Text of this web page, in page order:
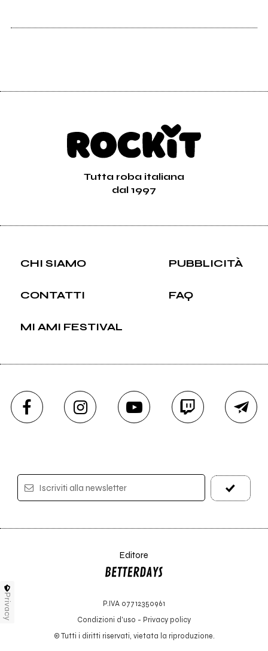
Tutta roba italiana
dal 1997
CHI SIAMO PUBBLICITÀ
CONTATTI FAQ
MI AMI FESTIVAL
Iscriviti alla newsletter
Editore
P.IVA 07712350961
Condizioni d'uso - Privacy policy
© Tutti i diritti riservati, vietata la riproduzione.
Privacy